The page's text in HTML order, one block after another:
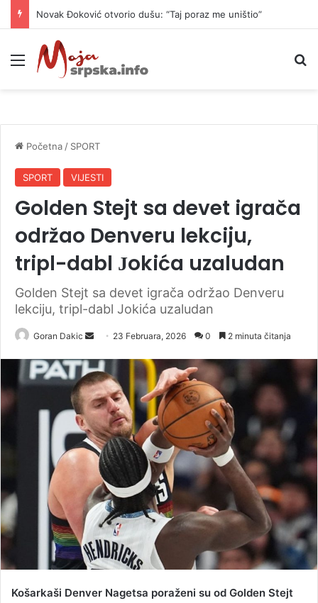
Novak Đoković otvorio dušu: “Taj poraz me uništio”
Meni
Početna / SPORT
SPORT VIJESTI
Golden Stejt sa devet igrača
održao Denveru lekciju,
tripl-dabl Јokića uzaludan
Golden Stejt sa devet igrača održao Denveru
lekciju, tripl-dabl Јokića uzaludan
Goran Dakic
n
d
a
n
e
m
a
i
l
23 Februara, 2026 0 2 minuta čitanja
Košarkaši Denver Nagetsa poraženi su od Golden Stejt